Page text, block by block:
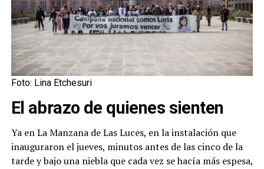
Foto: Lina Etchesuri
El abrazo de quienes sienten
Ya en La Manzana de Las Luces, en la instalación que
inauguraron el jueves, minutos antes de las cinco de la
tarde y bajo una niebla que cada vez se hacía más espesa,